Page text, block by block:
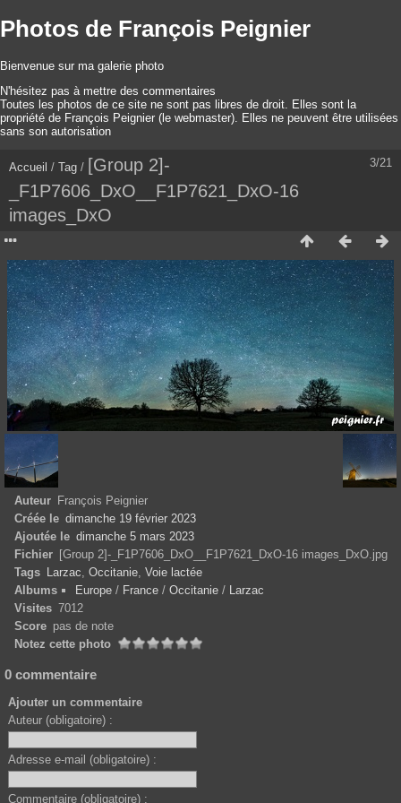
Photos de François Peignier
Bienvenue sur ma galerie photo
N'hésitez pas à mettre des commentaires
Toutes les photos de ce site ne sont pas libres de droit. Elles sont la
propriété de François Peignier (le webmaster). Elles ne peuvent être utilisées
sans son autorisation
3/21
Accueil / Tag / [Group 2]-
_F1P7606_DxO__F1P7621_DxO-16
images_DxO
Auteur François Peignier
Créée le dimanche 19 février 2023
Ajoutée le dimanche 5 mars 2023
Fichier [Group 2]-_F1P7606_DxO__F1P7621_DxO-16 images_DxO.jpg
Tags
Larzac Occitanie, Voie lactée
Albums
Europe/ France/ Occitanie/
Larzac
Visites 7012
Score pas de note
Notez cette photo
0 commentaire
Ajouter un commentaire
Auteur (obligatoire) :
Adresse e-mail (obligatoire) :
Commentaire (obligatoire) :